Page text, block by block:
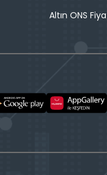
Altın ONS